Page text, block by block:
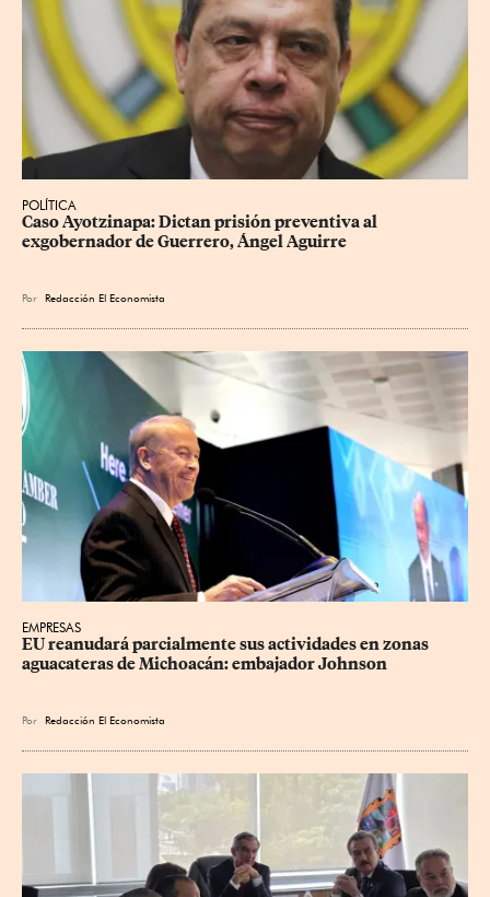
POLÍTICA
Caso Ayotzinapa: Dictan prisión preventiva al
exgobernador de Guerrero, Ángel Aguirre
Por Redacción El Economista
EMPRESAS
EU reanudará parcialmente sus actividades en zonas
aguacateras de Michoacán: embajador Johnson
Por Redacción El Economista